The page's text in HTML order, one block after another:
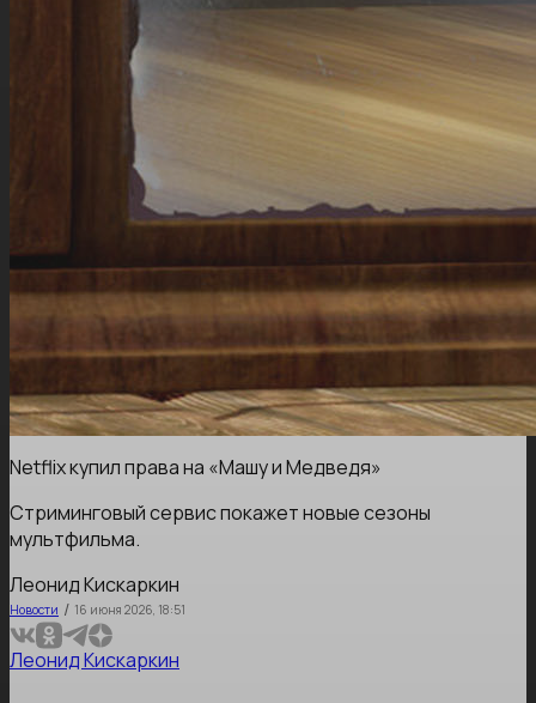
Netflix купил права на «Машу и Медведя»
Стриминговый сервис покажет новые сезоны
мультфильма.
Леонид Кискаркин
Новости / 16 июня 2026, 18:51
Леонид Кискаркин